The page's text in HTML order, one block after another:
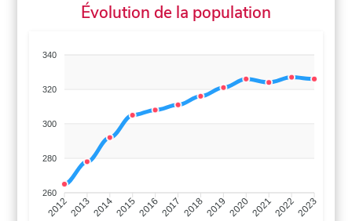
Évolution de la population
340
320
300
280
260
201220132014201520162017 20182019 2020202120222023